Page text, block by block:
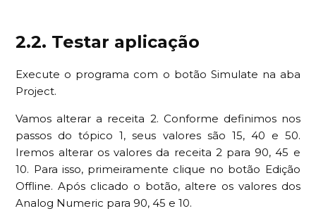
2.2. Testar aplicação
Execute o programa com o botão Simulate na aba
Project.
Vamos alterar a receita 2. Conforme definimos nos
passos do tópico 1, seus valores são 15, 40 e 50.
Iremos alterar os valores da receita 2 para 90, 45 e
10. Para isso, primeiramente clique no botão Edição
Offline. Após clicado o botão, altere os valores dos
Analog Numeric para 90, 45 e 10.